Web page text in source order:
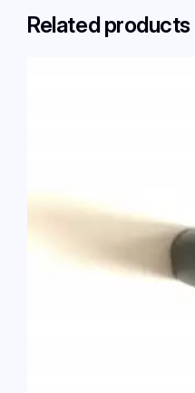
Related products